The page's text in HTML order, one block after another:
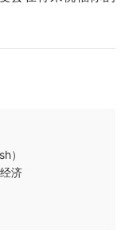
）
济